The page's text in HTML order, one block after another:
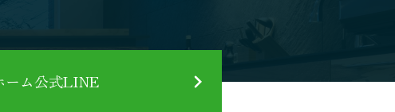
ーム公式LINE